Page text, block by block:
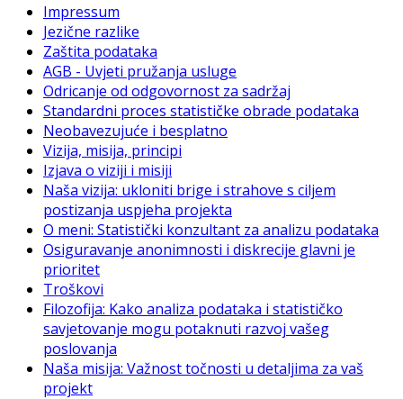
Impressum
Jezične razlike
Zaštita podataka
AGB - Uvjeti pružanja usluge
Odricanje od odgovornost za sadržaj
Standardni proces statističke obrade podataka
Neobavezujuće i besplatno
Vizija, misija, principi
Izjava o viziji i misiji
Naša vizija: ukloniti brige i strahove s ciljem
postizanja uspjeha projekta
O meni: Statistički konzultant za analizu podataka
Osiguravanje anonimnosti i diskrecije glavni je
prioritet
Troškovi
Filozofija: Kako analiza podataka i statističko
savjetovanje mogu potaknuti razvoj vašeg
poslovanja
Naša misija: Važnost točnosti u detaljima za vaš
projekt